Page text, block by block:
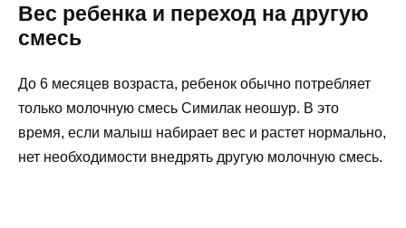
Вес ребенка и переход на другую
смесь
До 6 месяцев возраста, ребенок обычно потребляет
только молочную смесь Симилак неошур. В это
время, если малыш набирает вес и растет нормально,
нет необходимости внедрять другую молочную смесь.